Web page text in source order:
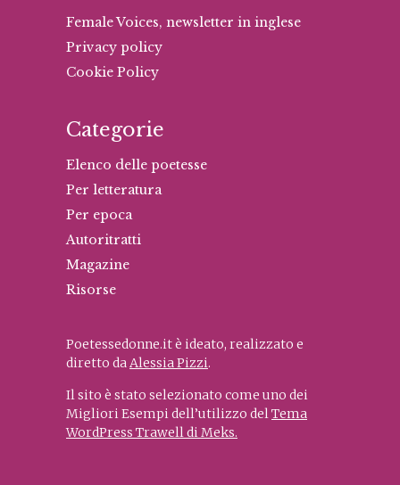
Female Voices, newsletter in inglese
Privacy policy
Cookie Policy
Categorie
Elenco delle poetesse
Per letteratura
Per epoca
Autoritratti
Magazine
Risorse
Poetessedonne.it è ideato, realizzato e
diretto daAlessia Pizzi.
Il sito è stato selezionato come uno dei
Migliori Esempi dell’utilizzo delTema
WordPress Trawell di Meks.